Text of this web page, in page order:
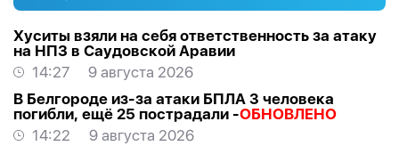
Хуситы взяли на себя ответственность за атаку
на НПЗ в Саудовской Аравии
14:27
9 августа 2026
В Белгороде из-за атаки БПЛА 3 человека
погибли, ещё 25 пострадали -ОБНОВЛЕНО
14:22
9 августа 2026